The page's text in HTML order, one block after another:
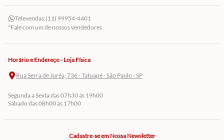
Televendas:(11) 99954-4401
*Fale com um de nossos vendedores
Horário e Endereço - Loja Física
Rua Serra de Juréa, 736 - Tatuapé - São Paulo - SP
Segunda a Sexta das 07h30 às 19h00
Sábado das 08h00 às 17h00
Cadastre-se em Nossa Newsletter